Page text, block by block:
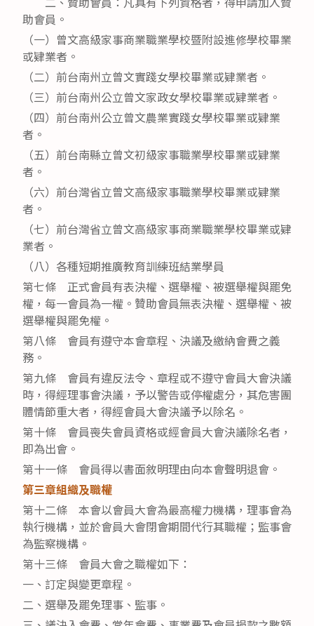
助會員。
（一）曾文高級家事商業職業學校暨附設進修學校畢業
或肄業者。
（二）前台南州立曾文實踐女學校畢業或肄業者。
（三）前台南州公立曾文家政女學校畢業或肄業者。
（四）前台南州公立曾文農業實踐女學校畢業或肄業
者。
（五）前台南縣立曾文初級家事職業學校畢業或肄業
者。
（六）前台灣省立曾文高級家事職業學校畢業或肄業
者。
（七）前台灣省立曾文高級家事商業職業學校畢業或肄
業者。
（八）各種短期推廣教育訓練班結業學員
第七條 正式會員有表決權、選舉權、被選舉權與罷免
權，每一會員為一權。贊助會員無表決權、選舉權、被
選舉權與罷免權。
第八條 會員有遵守本會章程、決議及繳納會費之義
務。
第九條 會員有違反法令、章程或不遵守會員大會決議
時，得經理事會決議，予以警告或停權處分，其危害團
體情節重大者，得經會員大會決議予以除名。
第十條 會員喪失會員資格或經會員大會決議除名者，
即為出會。
第十一條 會員得以書面敘明理由向本會聲明退會。
第三章組織及職權
第十二條 本會以會員大會為最高權力機構，理事會為
執行機構，並於會員大會閉會期間代行其職權；監事會
為監察機構。
第十三條 會員大會之職權如下：
一、訂定與變更章程。
二、選舉及罷免理事、監事。